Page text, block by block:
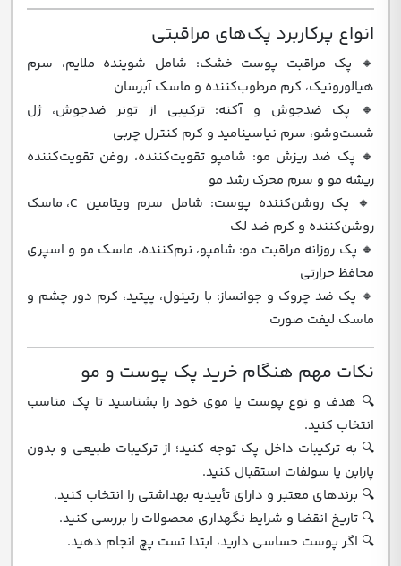
انواع پرکاربرد پک‌های مراقبتی
🔸 پک مراقبت پوست خشک: شامل شوینده ملایم، سرم
هیالورونیک، کرم مرطوب‌کننده و ماسک آبرسان
🔸 پک ضدجوش و آکنه: ترکیبی از تونر ضدجوش، ژل
شست‌وشو، سرم نیاسینامید و کرم کنترل چربی
🔸 پک ضد ریزش مو: شامپو تقویت‌کننده، روغن تقویت‌کننده
ریشه مو و سرم محرک رشد مو
🔸 پک روشن‌کننده پوست: شامل سرم ویتامین C، ماسک
روشن‌کننده و کرم ضد لک
🔸 پک روزانه مراقبت مو: شامپو، نرم‌کننده، ماسک مو و اسپری
محافظ حرارتی
🔸 پک ضد چروک و جوانساز: با رتینول، پپتید، کرم دور چشم و
ماسک لیفت صورت
نکات مهم هنگام خرید پک پوست و مو
🔍 هدف و نوع پوست یا موی خود را بشناسید تا پک مناسب
انتخاب کنید.
🔍 به ترکیبات داخل پک توجه کنید؛ از ترکیبات طبیعی و بدون
پارابن یا سولفات استقبال کنید.
🔍 برندهای معتبر و دارای تأییدیه بهداشتی را انتخاب کنید.
🔍 تاریخ انقضا و شرایط نگهداری محصولات را بررسی کنید.
🔍 اگر پوست حساسی دارید، ابتدا تست پچ انجام دهید.